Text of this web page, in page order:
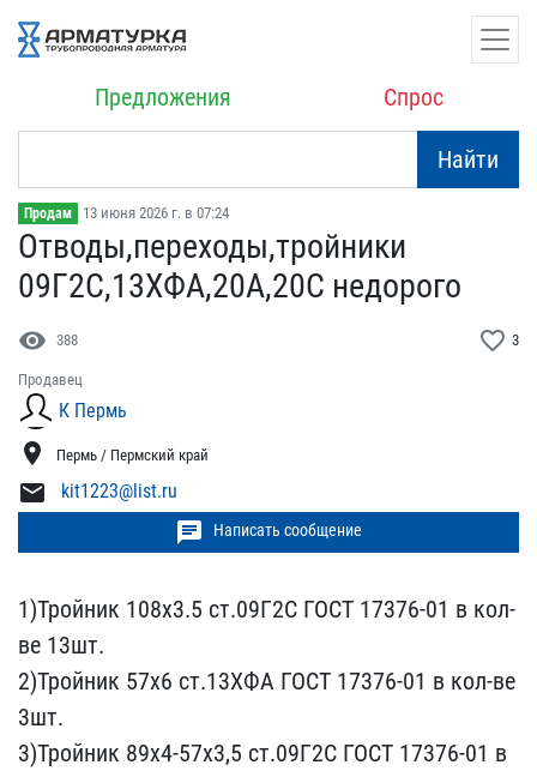
Предложения Спрос
Найти
Продам 13 июня 2026 г. в 07:24
Отводы,переходы,тройники​
09Г2С,13ХФА,20А,20С нед​орого
visibility 388 favorite_border 3
Продавец
К Пермь
location_on Пермь / Пермский край
mail kit1223@list.ru
chat Написать сообщение
1)Тройник 108х3.5 ст.09Г​2С ГОСТ 17376-01 в кол-
в​е 13шт.
2)Тройник 57х6 с​т.13ХФА ГОСТ 17376-01 в ​кол-ве
3шт.
3)Тройник 89​х4-57х3,5 ст.09Г2С ГОСТ ​17376-01 в